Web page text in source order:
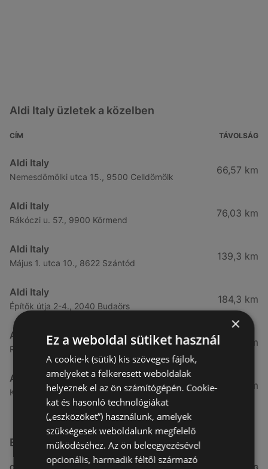
Aldi Italy üzletek a közelben
CÍM TÁVOLSÁG
Aldi Italy
Nemesdömölki utca 15., 9500 Celldömölk
66,57 km
Aldi Italy
Rákóczi u. 57., 9900 Körmend
76,03 km
Aldi Italy
Május 1. utca 10., 8622 Szántód
139,3 km
Aldi Italy
Építők útja 2-4., 2040 Budaörs
184,3 km
Aldi Italy
Rákóczi út 38., 1039 Budapest
189,92 km
Aldi Italy
Kondorosi út 6., 1116 Budapest
191,04 km
Egyéb Szupermarketek üzletek a közelben
×
Ez a weboldal sütiket használ
A cookie-k (sütik) kis szöveges fájlok,
amelyeket a felkeresett weboldalak
helyeznek el az ön számítógépén. Cookie-
kat és hasonló technológiákat
(„eszközöket”) használunk, amelyek
szükségesek weboldalunk megfelelő
működéséhez. Az ön beleegyezésével
opcionális, harmadik féltől származó